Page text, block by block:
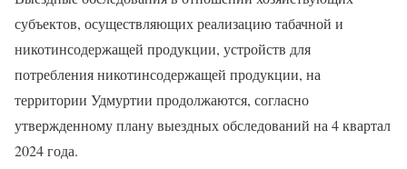
субъектов, осуществляющих реализацию табачной и
никотинсодержащей продукции, устройств для
потребления никотинсодержащей продукции, на
территории Удмуртии продолжаются, согласно
утвержденному плану выездных обследований на 4 квартал
2024 года.